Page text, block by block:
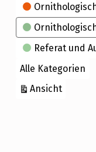
Referat und
Alle Kategorien
Ansicht